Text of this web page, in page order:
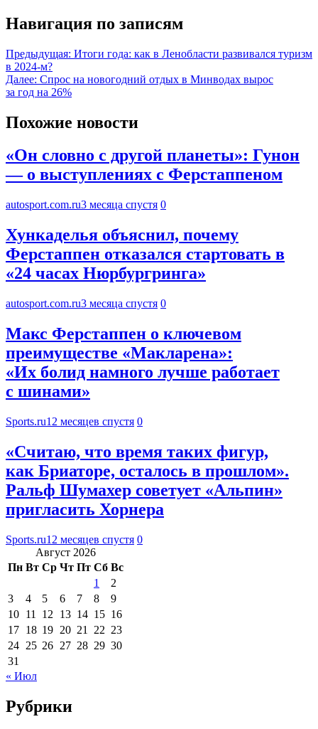
Навигация по записям
Предыдущая: Итоги года: как в Ленобласти развивался туризм
в 2024-м?
Далее: Спрос на новогодний отдых в Минводах вырос
за год на 26%
Похожие новости
«Он словно с другой планеты»: Гунон
— о выступлениях с Ферстаппеном
autosport.com.ru3 месяца спустя 0
Хункаделья объяснил, почему
Ферстаппен отказался стартовать в
«24 часах Нюрбургринга»
autosport.com.ru3 месяца спустя 0
Макс Ферстаппен о ключевом
преимуществе «Макларена»:
«Их болид намного лучше работает
с шинами»
Sports.ru12 месяцев спустя 0
«Считаю, что время таких фигур,
как Бриаторе, осталось в прошлом».
Ральф Шумахер советует «Альпин»
пригласить Хорнера
Sports.ru12 месяцев спустя 0
Август 2026
Пн Вт Ср Чт Пт Сб Вс
1
2
3
4 5 6 7 8
9
10 11 12 13 14 15 16
17 18 19 20 21 22 23
24 25 26 27 28 29 30
31
« Июл
Рубрики